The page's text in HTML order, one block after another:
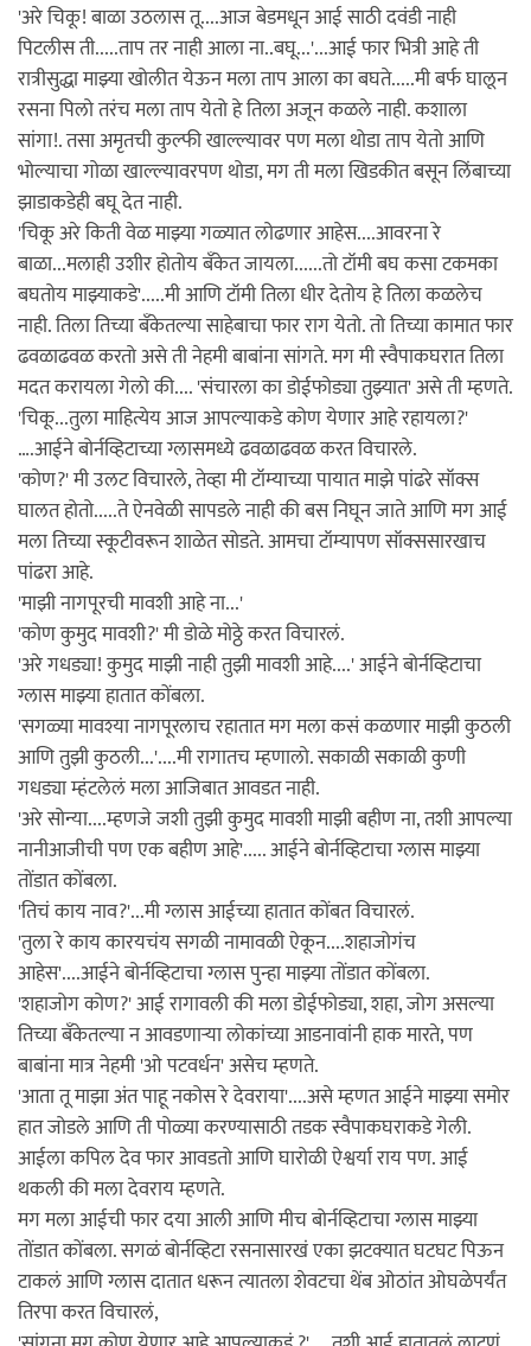
'अरे चिकू! बाळा उठलास तू....आज बेडमधून आई साठी दवंडी नाही
पिटलीस ती.....ताप तर नाही आला ना..बघू...'...आई फार भित्री आहे ती
रात्रीसुद्धा माझ्या खोलीत येऊन मला ताप आला का बघते.....मी बर्फ घालून
रसना पिलो तरंच मला ताप येतो हे तिला अजून कळले नाही. कशाला
सांगा!. तसा अमृतची कुल्फी खाल्ल्यावर पण मला थोडा ताप येतो आणि
भोल्याचा गोळा खाल्ल्यावरपण थोडा, मग ती मला खिडकीत बसून लिंबाच्या
झाडाकडेही बघू देत नाही.
'चिकू अरे किती वेळ माझ्या गळ्यात लोढणार आहेस....आवरना रे
बाळा...मलाही उशीर होतोय बँकेत जायला......तो टॉमी बघ कसा टकमका
बघतोय माझ्याकडे'.....मी आणि टॉमी तिला धीर देतोय हे तिला कळलेच
नाही. तिला तिच्या बँकेतल्या साहेबाचा फार राग येतो. तो तिच्या कामात फार
ढवळाढवळ करतो असे ती नेहमी बाबांना सांगते. मग मी स्वैपाकघरात तिला
मदत करायला गेलो की.... 'संचारला का डोईफोड्या तुझ्यात' असे ती म्हणते.
'चिकू...तुला माहित्येय आज आपल्याकडे कोण येणार आहे रहायला?'
….आईने बोर्नव्हिटाच्या ग्लासमध्ये ढवळाढवळ करत विचारले.
'कोण?' मी उलट विचारले, तेव्हा मी टॉम्याच्या पायात माझे पांढरे सॉक्स
घालत होतो.....ते ऐनवेळी सापडले नाही की बस निघून जाते आणि मग आई
मला तिच्या स्कूटीवरून शाळेत सोडते. आमचा टॉम्यापण सॉक्ससारखाच
पांढरा आहे.
'माझी नागपूरची मावशी आहे ना...'
'कोण कुमुद मावशी?' मी डोळे मोठ्ठे करत विचारलं.
'अरे गधड्या! कुमुद माझी नाही तुझी मावशी आहे....' आईने बोर्नव्हिटाचा
ग्लास माझ्या हातात कोंबला.
'सगळ्या मावश्या नागपूरलाच रहातात मग मला कसं कळणार माझी कुठली
आणि तुझी कुठली...'....मी रागातच म्हणालो. सकाळी सकाळी कुणी
गधड्या म्हंटलेलं मला आजिबात आवडत नाही.
'अरे सोन्या....म्हणजे जशी तुझी कुमुद मावशी माझी बहीण ना, तशी आपल्या
नानीआजीची पण एक बहीण आहे'..... आईने बोर्नव्हिटाचा ग्लास माझ्या
तोंडात कोंबला.
'तिचं काय नाव?'...मी ग्लास आईच्या हातात कोंबत विचारलं.
'तुला रे काय कारयचंय सगळी नामावळी ऐकून....शहाजोगंच
आहेस'....आईने बोर्नव्हिटाचा ग्लास पुन्हा माझ्या तोंडात कोंबला.
'शहाजोग कोण?' आई रागावली की मला डोईफोड्या, शहा, जोग असल्या
तिच्या बँकेतल्या न आवडणार्‍या लोकांच्या आडनावांनी हाक मारते, पण
बाबांना मात्र नेहमी 'ओ पटवर्धन' असेच म्हणते.
'आता तू माझा अंत पाहू नकोस रे देवराया'....असे म्हणत आईने माझ्या समोर
हात जोडले आणि ती पोळ्या करण्यासाठी तडक स्वैपाकघराकडे गेली.
आईला कपिल देव फार आवडतो आणि घारोळी ऐश्वर्या राय पण. आई
थकली की मला देवराय म्हणते.
मग मला आईची फार दया आली आणि मीच बोर्नव्हिटाचा ग्लास माझ्या
तोंडात कोंबला. सगळं बोर्नव्हिटा रसनासारखं एका झटक्यात घटघट पिऊन
टाकलं आणि ग्लास दातात धरून त्यातला शेवटचा थेंब ओठांत ओघळेपर्यंत
तिरपा करत विचारलं,